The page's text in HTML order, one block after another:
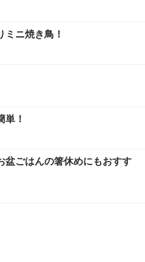
ニ焼き鳥！
単！
盆ごはんの箸休めにもおすす